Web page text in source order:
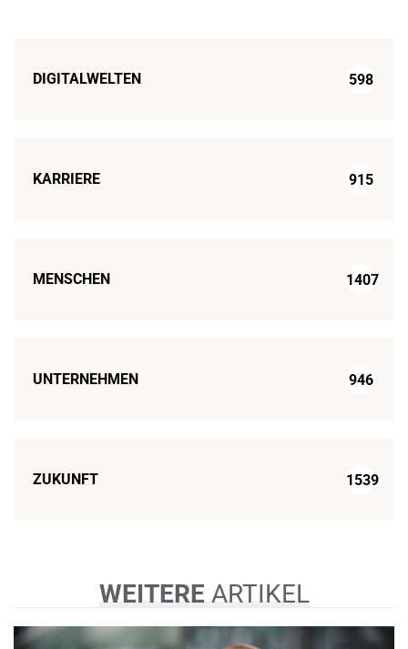
DIGITALWELTEN 598
KARRIERE 915
MENSCHEN 1407
UNTERNEHMEN 946
ZUKUNFT 1539
WEITERE ARTIKEL